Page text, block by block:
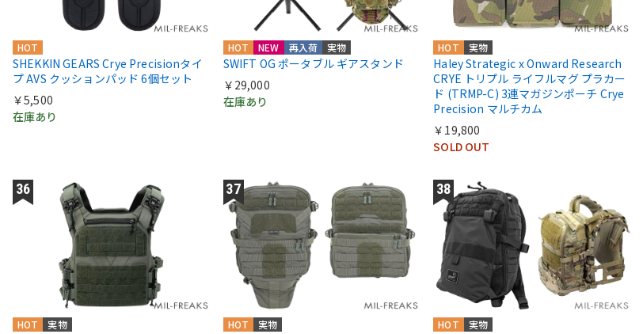
HOT
SHEKKIN GEARS Crye Precisionタイ
プ AVS クッションパッド 6個セット
￥5,500
在庫あり
実物
再入荷
NEW
HOT
SWIFT OG ポータブル ギアスタンド
￥29,000
在庫あり
実物
HOT
Haley Strategic x Onward Research
CRYE トリプル ライフルマグ プラカー
ド (TRMP-C) 3連マガジンポーチ Crye
Precision マルチカム
￥19,800
SOLD OUT
実物
HOT 実物
HOT 実物
HOT